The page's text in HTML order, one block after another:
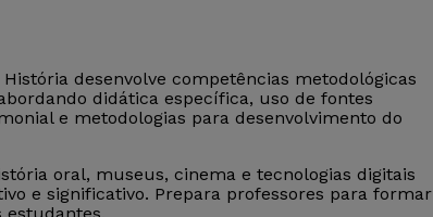
desenvolve competências metodológicas
didática específica, uso de fontes
e metodologias para desenvolvimento do
oral, museus, cinema e tecnologias digitais
e significativo. Prepara professores para formar